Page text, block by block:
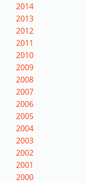
2014
2013
2012
2011
2010
2009
2008
2007
2006
2005
2004
2003
2002
2001
2000